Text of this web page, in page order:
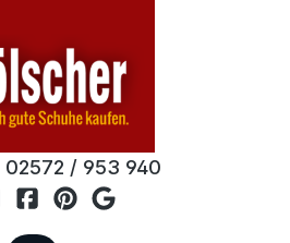
02572 / 953 940